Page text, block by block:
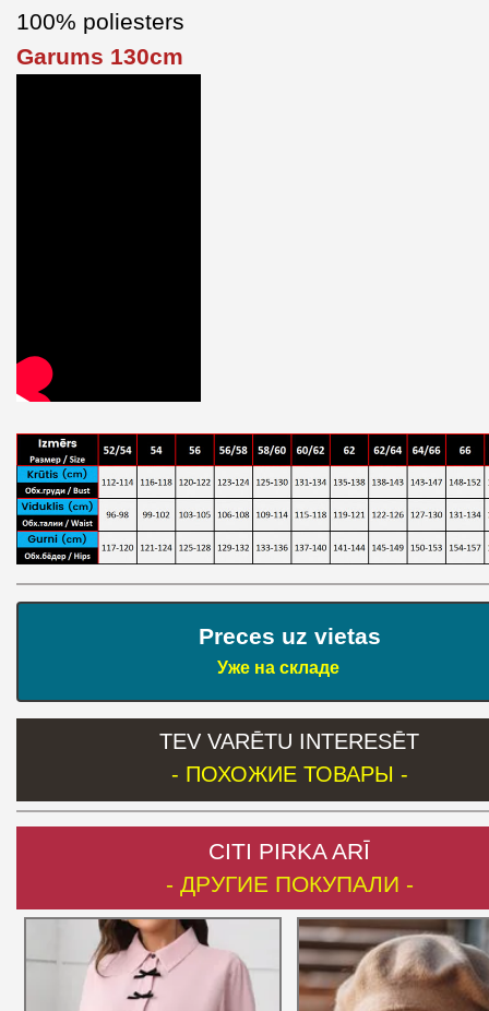
100% poliesters
Garums 130cm
Preces uz vietas
Уже на складе
TEV VARĒTU INTERESĒT
- ПОХОЖИЕ ТОВАРЫ -
CITI PIRKA ARĪ
- ДРУГИЕ ПОКУПАЛИ -